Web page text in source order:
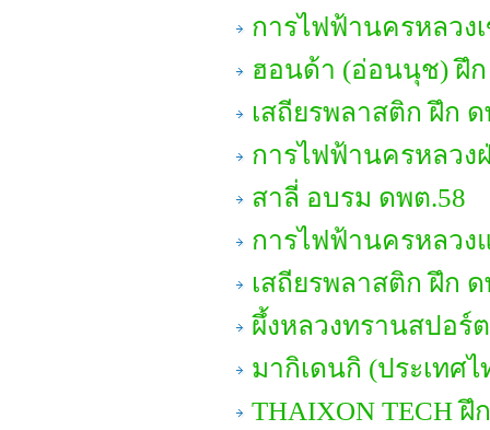
การไฟฟ้านครหลวง
ฮอนด้า (อ่อนนุช) ฝึก
เสถียรพลาสติก ฝึก ด
การไฟฟ้านครหลวง
สาลี่ อบรม ดพต.58
การไฟฟ้านครหลว
เสถียรพลาสติก ฝึก ด
ผึ้งหลวงทรานสปอร์
มากิเดนกิ (ประเทศไ
THAIXON TECH ฝึ